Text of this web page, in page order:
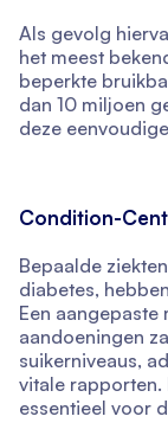
Als gevolg
het meest
beperkte
dan 10 miljoen
deze
Condition-
Bepaalde
diabetes,
Een
aandoeningen
suikerniveaus,
vitale rapporten.
essentieel voor